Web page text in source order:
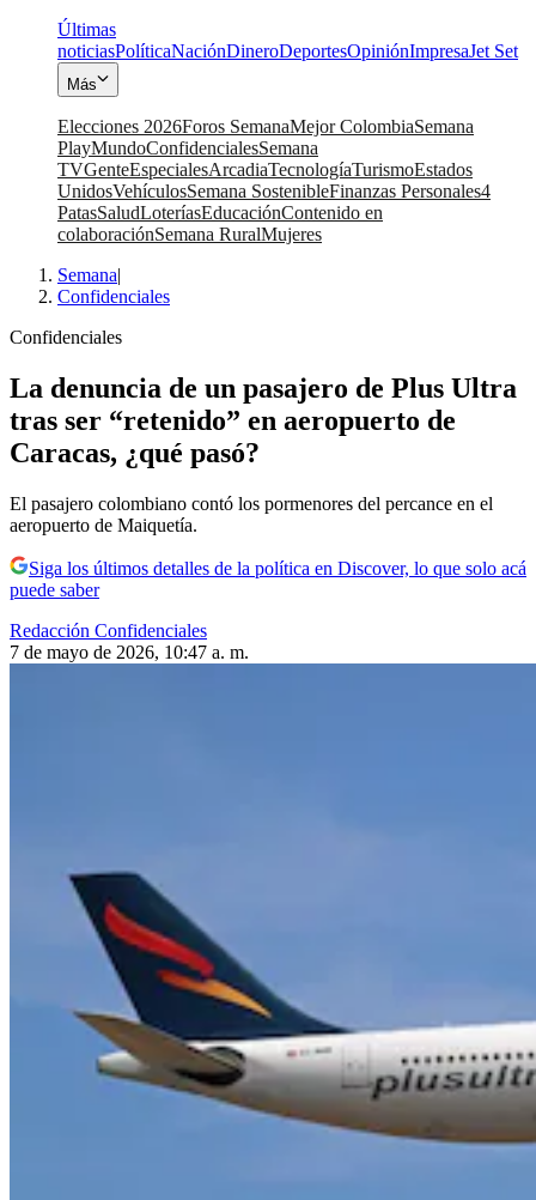
Últimas
noticiasPolíticaNaciónDineroDeportesOpiniónImpresaJet Set
Más
Elecciones 2026Foros SemanaMejor ColombiaSemana
PlayMundoConfidencialesSemana
TVGenteEspecialesArcadiaTecnologíaTurismoEstados
UnidosVehículosSemana SostenibleFinanzas Personales4
PatasSaludLoteríasEducaciónContenido en
colaboraciónSemana RuralMujeres
Semana|
Confidenciales
Confidenciales
La denuncia de un pasajero de Plus Ultra
tras ser “retenido” en aeropuerto de
Caracas, ¿qué pasó?
El pasajero colombiano contó los pormenores del percance en el
aeropuerto de Maiquetía.
Siga los últimos detalles de la política en Discover, lo que solo acá
puede saber
Redacción Confidenciales
7 de mayo de 2026, 10:47 a. m.